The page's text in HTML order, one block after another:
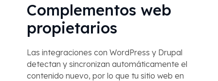
Complementos web
propietarios
Las integraciones con WordPress y Drupal
detectan y sincronizan automáticamente el
contenido nuevo, por lo que tu sitio web en